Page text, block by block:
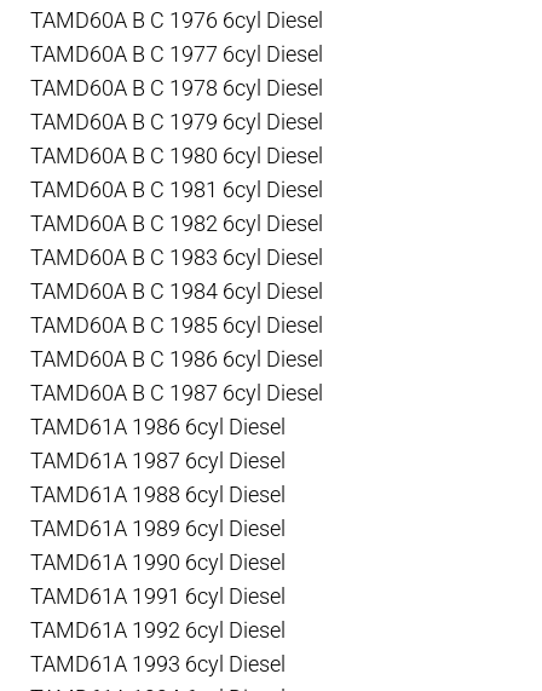
TAMD60A B C 1976 6cyl Diesel
TAMD60A B C 1977 6cyl Diesel
TAMD60A B C 1978 6cyl Diesel
TAMD60A B C 1979 6cyl Diesel
TAMD60A B C 1980 6cyl Diesel
TAMD60A B C 1981 6cyl Diesel
TAMD60A B C 1982 6cyl Diesel
TAMD60A B C 1983 6cyl Diesel
TAMD60A B C 1984 6cyl Diesel
TAMD60A B C 1985 6cyl Diesel
TAMD60A B C 1986 6cyl Diesel
TAMD60A B C 1987 6cyl Diesel
TAMD61A 1986 6cyl Diesel
TAMD61A 1987 6cyl Diesel
TAMD61A 1988 6cyl Diesel
TAMD61A 1989 6cyl Diesel
TAMD61A 1990 6cyl Diesel
TAMD61A 1991 6cyl Diesel
TAMD61A 1992 6cyl Diesel
TAMD61A 1993 6cyl Diesel